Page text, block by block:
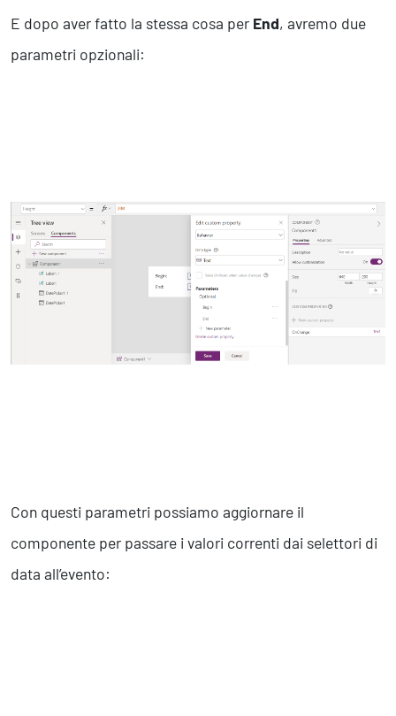
E dopo aver fatto la stessa cosa per End, avremo due
parametri opzionali:
Con questi parametri possiamo aggiornare il
componente per passare i valori correnti dai selettori di
data all’evento: